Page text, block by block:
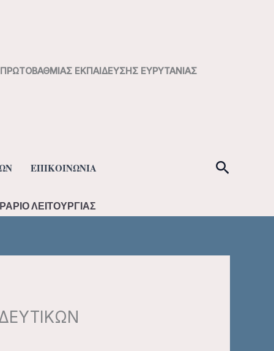
ΕΚΠΑΙΔΕΥΣΗΣ ΕΥΡΥΤΑΝΙΑΣ
ΕΠΙΚΟΙΝΩΝΙΑ
ΛΕΙΤΟΥΡΓΙΑΣ